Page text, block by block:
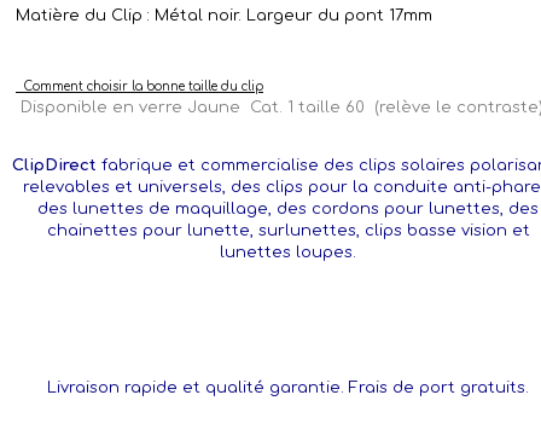
Matière du Clip : Métal noir. Largeur du pont 17mm
Comment choisir la bonne taille du clip
Disponible en verre Jaune Cat. 1 taille 60 (relève le
ClipDirect fabrique et commercialise des clips solaires
relevables et universels, des clips pour la conduite anti-
des lunettes de maquillage, des cordons pour lunettes, des
chainettes pour lunette, surlunettes, clips basse vision et
lunettes loupes.
Livraison rapide et qualité garantie. Frais de port gratuits.